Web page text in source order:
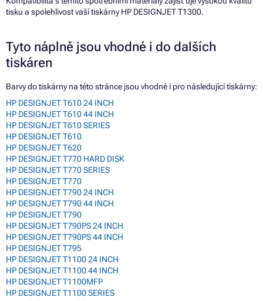
tisku a spolehlivost vaší tiskárny HP DESIGNJET T1300.
Tyto náplně jsou vhodné i do dalších
tiskáren
Barvy do tiskárny na této stránce jsou vhodné i pro následující tiskárny:
HP DESIGNJET T610 24 INCH
HP DESIGNJET T610 44 INCH
HP DESIGNJET T610 SERIES
HP DESIGNJET T610
HP DESIGNJET T620
HP DESIGNJET T770 HARD DISK
HP DESIGNJET T770 SERIES
HP DESIGNJET T770
HP DESIGNJET T790 24 INCH
HP DESIGNJET T790 44 INCH
HP DESIGNJET T790
HP DESIGNJET T790PS 24 INCH
HP DESIGNJET T790PS 44 INCH
HP DESIGNJET T795
HP DESIGNJET T1100 24 INCH
HP DESIGNJET T1100 44 INCH
HP DESIGNJET T1100MFP
HP DESIGNJET T1100 SERIES